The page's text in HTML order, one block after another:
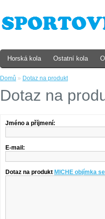
Domů » Dotaz na produkt
Dotaz na
Jméno a příjmení:
E-mail:
Dotaz na produkt MICHE objímka
Horská kola Ostatní kola